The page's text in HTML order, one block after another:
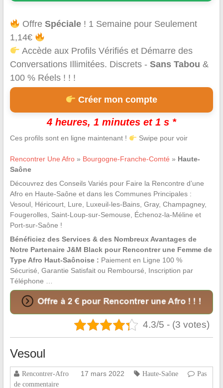
OffreSpéciale ! 1 Semaine pour Seulement
1,14€
Accède aux Profils Vérifiés et Démarre des
Conversations Illimitées. Discrets - Sans Tabou &
100 % Réels ! ! !
Créer mon compte
4 heures, 1 minutes et 1 s *
Ces profils sont en ligne maintenant ! Swipe pour voir
Rencontrer Une Afro» Bourgogne-Franche-Comté » Haute-
Saône
Découvrez des Conseils Variés pour Faire la Rencontre d’une
Afro en Haute-Saône et dans les Communes Principales :
Vesoul, Héricourt, Lure, Luxeuil-les-Bains, Gray, Champagney,
Fougerolles, Saint-Loup-sur-Semouse, Échenoz-la-Méline et
Port-sur-Saône !
Bénéficiez des Services & des Nombreux Avantages de
Notre Partenaire J&M Black pour Rencontrer une Femme de
Type Afro Haut-Saônoise : Paiement en Ligne 100 %
Sécurisé, Garantie Satisfait ou Remboursé, Inscription par
Téléphone …
4.3/5 - (3 votes)
Vesoul
Rencontrer-Afro 17 mars 2022 Haute-Saône
Pas
de commentaire